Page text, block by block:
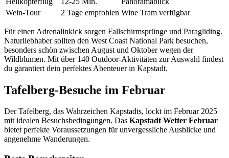
Wein-Tour
2 Tage empfohlen Wine Tram verfügbar
Für einen Adrenalinkick sorgen Fallschirmsprünge und Paragliding.
Naturliebhaber sollten den West Coast National Park besuchen,
besonders schön zwischen August und Oktober wegen der
Wildblumen. Mit über 140 Outdoor-Aktivitäten zur Auswahl findest
du garantiert dein perfektes Abenteuer in Kapstadt.
Tafelberg-Besuche im Februar
Der Tafelberg, das Wahrzeichen Kapstadts, lockt im Februar 2025
mit idealen Besuchsbedingungen. Das Kapstadt Wetter Februar
bietet perfekte Voraussetzungen für unvergessliche Ausblicke und
angenehme Wanderungen.